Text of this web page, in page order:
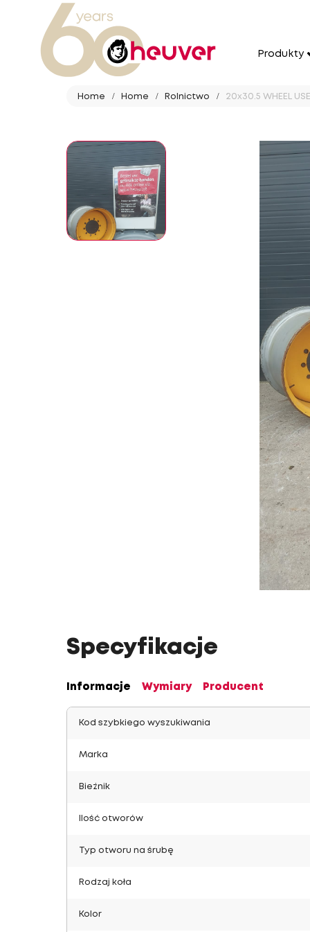
Produkty
Home Home Rolnictwo 20x30.5 WHEEL
Specyfikacje
Informacje Wymiary Producent
Kod szybkiego wyszukiwania
Marka
Bieżnik
Ilość otworów
Typ otworu na śrubę
Rodzaj koła
Kolor